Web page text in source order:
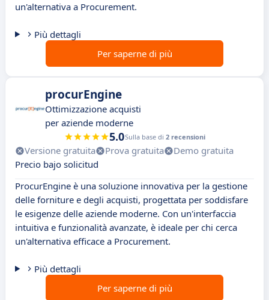
un'alternativa a Procurement.
Più dettagli
Per saperne di più
procurEngine
Ottimizzazione acquisti
per aziende moderne
5.0Sulla base di 2 recensioni
Versione gratuita Prova gratuita
Demo gratuita
Precio bajo solicitud
ProcurEngine è una soluzione innovativa per la gestione
delle forniture e degli acquisti, progettata per soddisfare
le esigenze delle aziende moderne. Con un'interfaccia
intuitiva e funzionalità avanzate, è ideale per chi cerca
un'alternativa efficace a Procurement.
Più dettagli
Per saperne di più